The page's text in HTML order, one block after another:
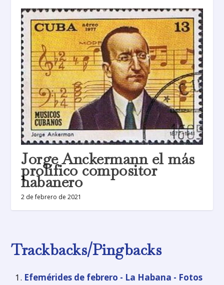
Jorge Anckermann el más
prolífico compositor
habanero
2 de febrero de 2021
Trackbacks/Pingbacks
Efemérides de febrero - La Habana - Fotos